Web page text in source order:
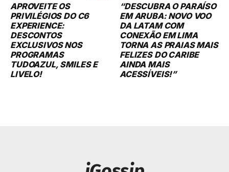
APROVEITE OS
PRIVILÉGIOS DO C6
EXPERIENCE:
DESCONTOS
EXCLUSIVOS NOS
PROGRAMAS
TUDOAZUL, SMILES E
LIVELO!
“DESCUBRA O PARAÍSO
EM ARUBA: NOVO VOO
DA LATAM COM
CONEXÃO EM LIMA
TORNA AS PRAIAS MAIS
FELIZES DO CARIBE
AINDA MAIS
ACESSÍVEIS!”